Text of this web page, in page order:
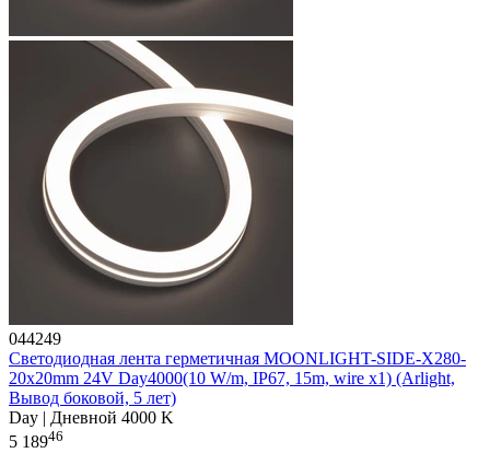
044249
Светодиодная лента герметичная MOONLIGHT-SIDE-X280-
20x20mm 24V Day4000(10 W/m, IP67, 15m, wire x1) (Arlight,
Вывод боковой, 5 лет)
Day | Дневной 4000 K
5 18946